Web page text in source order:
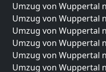
Umzug von Wuppertal
Umzug von Wuppertal
Umzug von Wuppertal
Umzug von Wuppertal
Umzug von Wuppertal
Umzug von Wuppertal